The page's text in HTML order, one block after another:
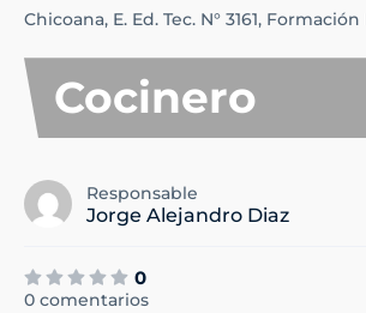
Chicoana, E. Ed. Tec. N° 3161, Formación
Cocinero
Responsable
Jorge Alejandro Diaz
0
0 comentarios